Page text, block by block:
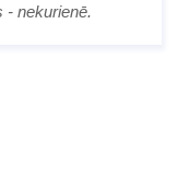
- nekurienē.